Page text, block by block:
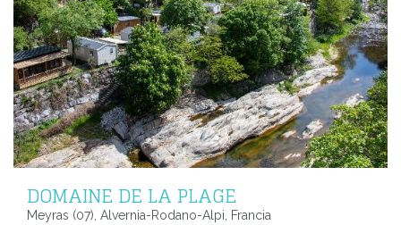
DOMAINE DE LA PLAGE
Meyras (07), Alvernia-Rodano-Alpi, Francia